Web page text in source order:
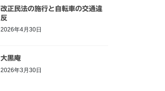
改正民法の施行と自転車の交通違
反
2026年4月30日
大黒庵
2026年3月30日